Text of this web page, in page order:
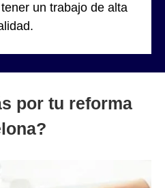
un trabajo de alta
por tu reforma